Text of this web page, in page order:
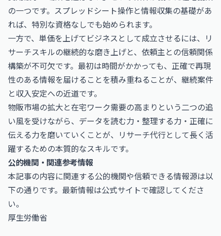
の一つです。スプレッドシート操作と情報収集の基礎があ
れば、特別な資格なしでも始められます。
一方で、単価を上げてビジネスとして成立させるには、リ
サーチスキルの継続的な磨き上げと、依頼主との信頼関係
構築が不可欠です。最初は時間がかかっても、正確で再現
性のある情報を届けることを積み重ねることが、継続案件
と収入安定への近道です。
物販市場の拡大と在宅ワーク需要の高まりという二つの追
い風を受けながら、データを読む力・整理する力・正確に
伝える力を磨いていくことが、リサーチ代行として長く活
躍するための本質的なスキルです。
公的機関・関連参考情報
本記事の内容に関連する公的機関や信頼できる情報源は以
下の通りです。最新情報は公式サイトで確認してくださ
い。
厚生労働省